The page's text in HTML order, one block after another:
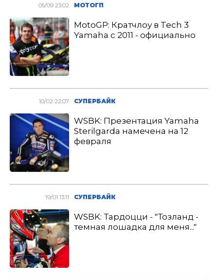
05/09 23:02 МОТОГП
MotoGP: Кратчлоу в Tech 3
Yamaha с 2011 - официально
10/02 22:07 СУПЕРБАЙК
WSBK: Презентация Yamaha
Sterilgarda намечена на 12
февраля
19/01 13:11 СУПЕРБАЙК
WSBK: Тардоцци - "Тозланд -
темная лошадка для меня..."